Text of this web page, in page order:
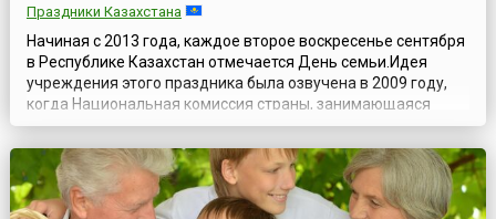
Праздники Казахстана
Начиная с 2013 года, каждое второе воскресенье сентября
в Республике Казахстан отмечается День семьи.Идея
учреждения этого праздника была озвучена в 2009 году,
когда Национальная комиссия страны, занимающаяся
исследованием вопросов по делам женщин и семейно-
демографической ситуации, выступила с инициативой
учредить в Казахстане День семьи и проводить его
ежегодно 15 мая, приурочив празднование...